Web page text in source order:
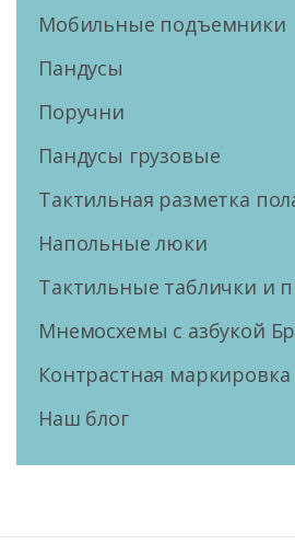
Мобильные подъемники
Пандусы
Поручни
Пандусы грузовые
Тактильная разметка
Напольные люки
Тактильные таблички и
Мнемосхемы с азбукой
Контрастная
Наш блог